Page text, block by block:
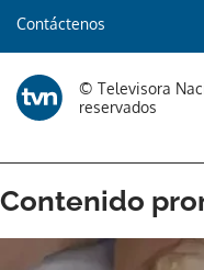
Contáctenos
© Televisora
reservados